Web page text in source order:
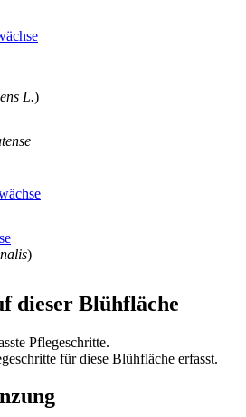
L.)
)
dieser Blühfläche
Pflegeschritte.
für diese Blühfläche erfasst.